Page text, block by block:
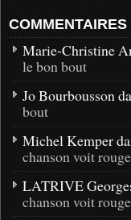
Marie-Christine
le bon bout
Jo Bourbousson
bout
Michel Kemper
chanson voit rouge
LATRIVE
chanson voit rouge